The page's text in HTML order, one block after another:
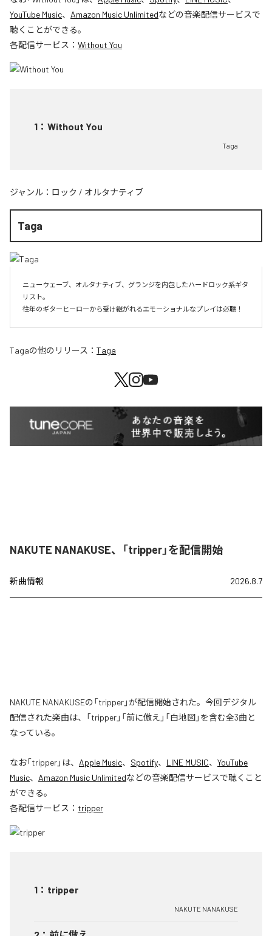
YouTube Music、 Amazon Music Unlimitedなどの音楽配信サービスで
聴くことができる。
各配信サービス： Without You
1 ： Without You
Taga
ジャンル： ロック / オルタナティブ
Taga
ニューウェーブ、オルタナティブ、グランジを内包したハードロック系ギタ
リスト。
往年のギターヒーローから受け継がれるエモーショナルなプレイは必聴！
Tagaの他のリリース： Taga
NAKUTE NANAKUSE、「tripper」を配信開始
新曲情報 2026.8.7
NAKUTE NANAKUSEの「tripper」が配信開始された。今回デジタル
配信された楽曲は、「tripper」「前に倣え」「白地図」を含む全3曲と
なっている。
なお「tripper」は、 Apple Music、 Spotify、 LINE MUSIC、 YouTube
Music、 Amazon Music Unlimitedなどの音楽配信サービスで聴くこと
ができる。
各配信サービス： tripper
1 ： tripper
NAKUTE NANAKUSE